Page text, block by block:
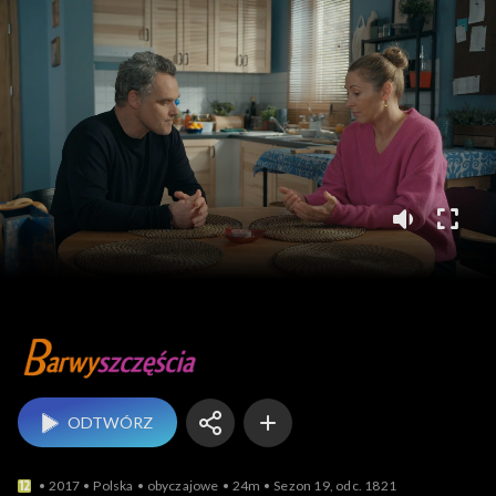
Barwy szczęścia
ODTWÓRZ
2017 Polska obyczajowe 24m Sezon 19, odc. 1821